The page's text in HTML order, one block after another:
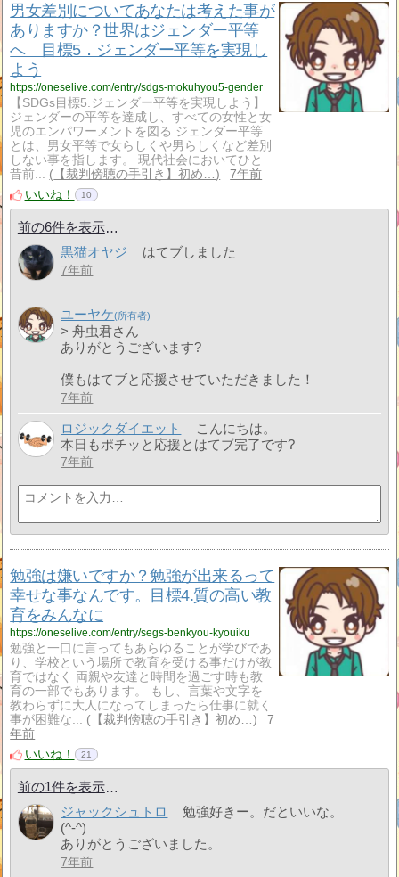
男女差別についてあなたは考えた事が
ありますか？世界はジェンダー平等
へ 目標5．ジェンダー平等を実現し
よう
https://oneselive.com/entry/sdgs-mokuhyou5-gender
【SDGs目標5.ジェンダー平等を実現しよう】
ジェンダーの平等を達成し、すべての女性と女
児のエンパワーメントを図る ジェンダー平等
とは、男女平等で女らしくや男らしくなど差別
しない事を指します。 現代社会においてひと
昔前...
【裁判傍聴の手引き】初め…
7年前
いいね！
10
前の6件を表示
黒猫オヤジ
はてブしました
7年前
ユーヤケ
> 舟虫君さん
ありがとうございます?
僕もはてブと応援させていただきました！
7年前
ロジックダイエット
こんにちは。
本日もポチッと応援とはてブ完了です?
7年前
勉強は嫌いですか？勉強が出来るって
幸せな事なんです。目標4.質の高い教
育をみんなに
https://oneselive.com/entry/segs-benkyou-kyouiku
勉強と一口に言ってもあらゆることが学びであ
り、学校という場所で教育を受ける事だけが教
育ではなく 両親や友達と時間を過ごす時も教
育の一部でもあります。 もし、言葉や文字を
教わらずに大人になってしまったら仕事に就く
事が困難な...
【裁判傍聴の手引き】初め…
7
年前
いいね！
21
前の1件を表示
ジャックシュトロ
勉強好きー。だといいな。
(^-^)
ありがとうございました。
7年前